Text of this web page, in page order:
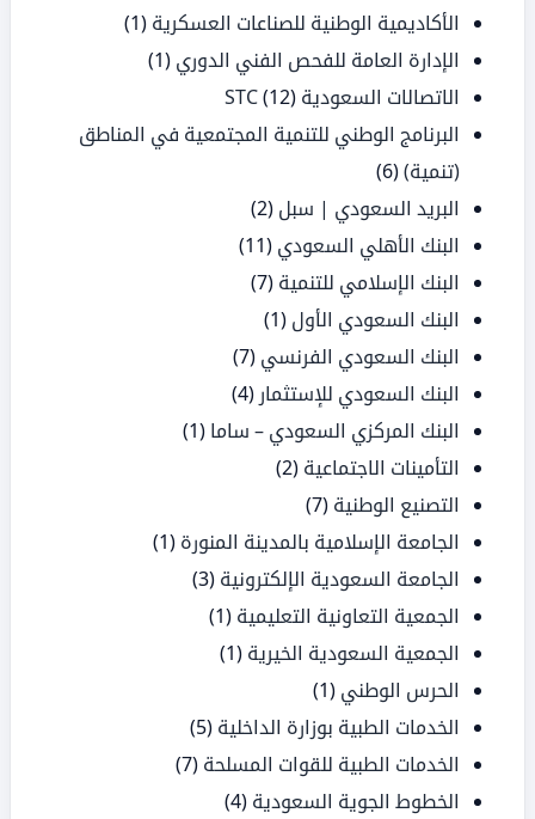
الأكاديمية الوطنية للصناعات العسكرية (1)
الإدارة العامة للفحص الفني الدوري (1)
الاتصالات السعودية STC (12)
البرنامج الوطني للتنمية المجتمعية في المناطق
(تنمية)(6)
البريد السعودي | سبل (2)
البنك الأهلي السعودي (11)
البنك الإسلامي للتنمية (7)
البنك السعودي الأول (1)
البنك السعودي الفرنسي (7)
البنك السعودي للإستثمار (4)
البنك المركزي السعودي – ساما (1)
التأمينات الاجتماعية (2)
التصنيع الوطنية (7)
الجامعة الإسلامية بالمدينة المنورة (1)
الجامعة السعودية الإلكترونية (3)
الجمعية التعاونية التعليمية (1)
الجمعية السعودية الخيرية (1)
الحرس الوطني (1)
الخدمات الطبية بوزارة الداخلية (5)
الخدمات الطبية للقوات المسلحة (7)
الخطوط الجوية السعودية (4)